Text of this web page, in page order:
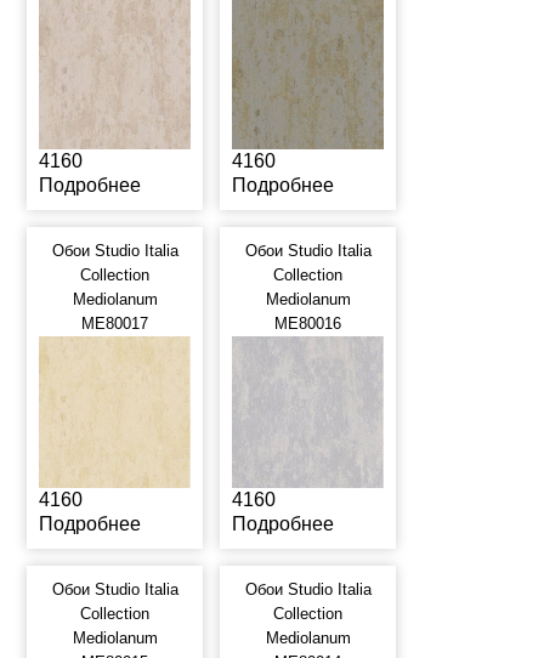
4160
Подробнее
4160
Подробнее
Обои Studio Italia
Collection
Mediolanum
ME80017
4160
Подробнее
Обои Studio Italia
Collection
Mediolanum
ME80016
4160
Подробнее
Обои Studio Italia
Collection
Mediolanum
Обои Studio Italia
Collection
Mediolanum